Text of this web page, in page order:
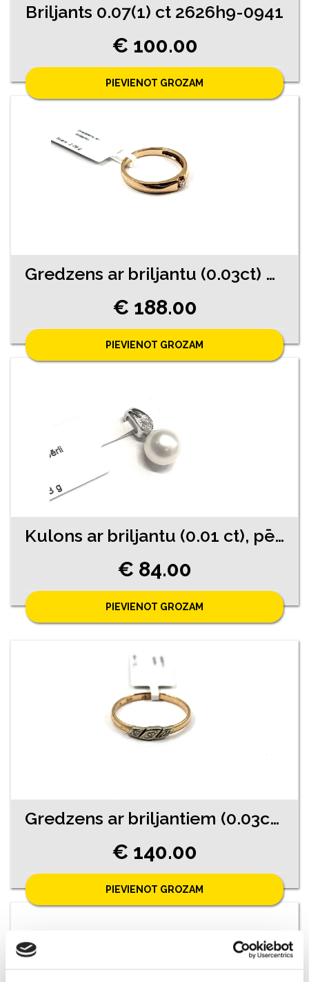
Briljants 0.07(1) ct 2626h9-0941
€ 100.00
PIEVIENOT GROZAM
Gredzens ar briljantu (0.03ct) 9770-4541
€ 188.00
PIEVIENOT GROZAM
Kulons ar briljantu (0.01 ct), pērli 730-0763
€ 84.00
PIEVIENOT GROZAM
Gredzens ar briljantiem (0.03ct) 11671-4551
€ 140.00
PIEVIENOT GROZAM